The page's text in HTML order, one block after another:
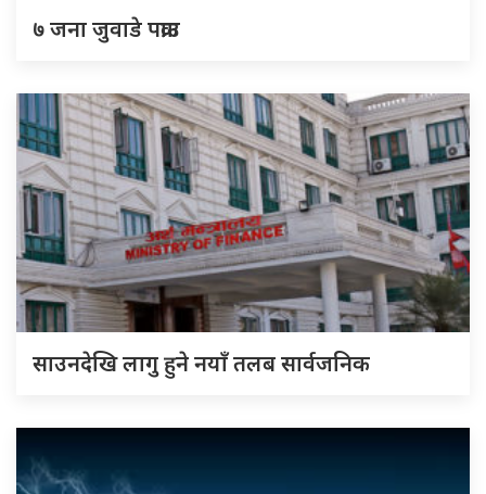
७ जना जुवाडे पक्राउ
साउनदेखि लागु हुने नयाँ तलब सार्वजनिक